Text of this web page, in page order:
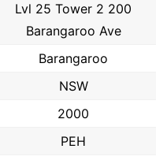
Lvl 25 Tower 2 200
Barangaroo Ave
Barangaroo
NSW
2000
PEH